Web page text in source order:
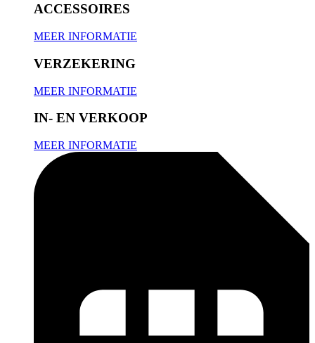
ACCESSOIRES
MEER INFORMATIE
VERZEKERING
MEER INFORMATIE
IN- EN VERKOOP
MEER INFORMATIE